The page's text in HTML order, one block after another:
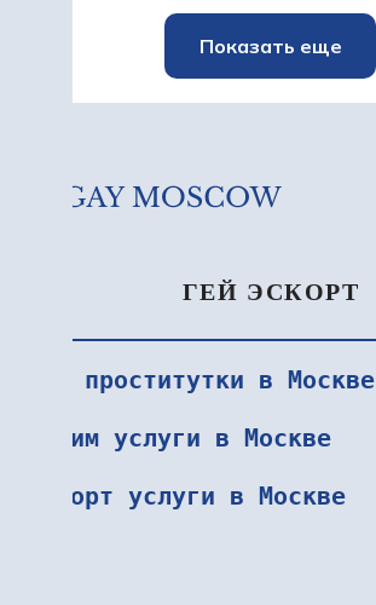
Показать еще
ГЕЙ ЭСКОРТ
VIP проститутки в Москве
Интим услуги в Москве
Эскорт услуги в Москве